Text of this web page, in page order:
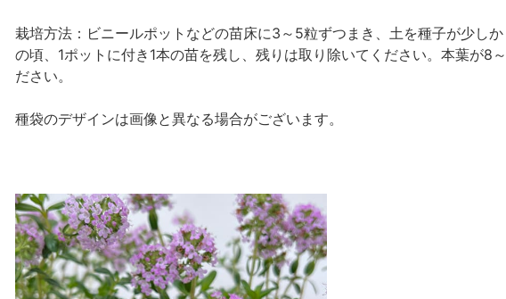
栽培方法：ビニールポットなどの苗床に3～5粒ずつまき、土を種子が少し
の頃、1ポットに付き1本の苗を残し、残りは取り除いてください。本葉が
ださい。
種袋のデザインは画像と異なる場合がございます。